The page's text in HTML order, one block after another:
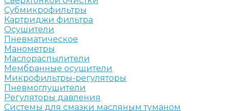
Субмикрофильтры
Картриджи фильтра
Осушители
Пневматическое
Манометры
Маслораспылители
Мембранные осушители
Микрофильтры-регуляторы
Пневмоглушители
Регуляторы давления
Системы для смазки масляным туманом